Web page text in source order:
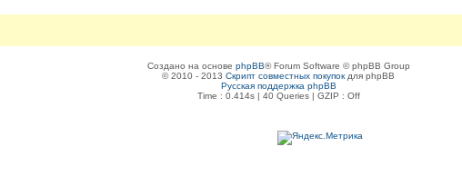
Создано на основе phpBB® Forum Software © phpBB Group
© 2010 - 2013 Скрипт совместных покупок для phpBB
Русская поддержка phpBB
Time : 0.414s | 40 Queries | GZIP : Off